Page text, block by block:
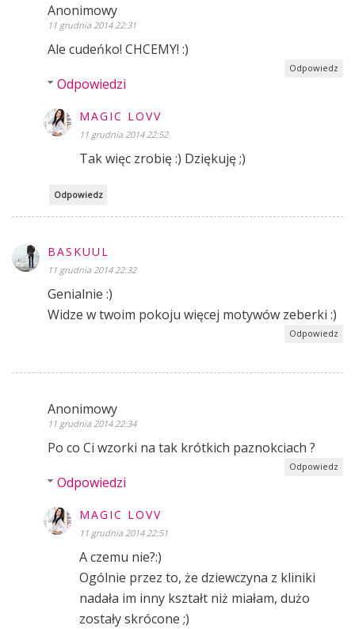
Anonimowy
11 grudnia 2014 22:31
Ale cudeńko! CHCEMY! :)
Odpowiedz
Odpowiedzi
MAGIC LOVV
11 grudnia 2014 22:52
Tak więc zrobię :) Dziękuję ;)
Odpowiedz
BASKUUL
11 grudnia 2014 22:32
Genialnie :)
Widze w twoim pokoju więcej motywów zeberki :)
Odpowiedz
Anonimowy
11 grudnia 2014 22:34
Po co Ci wzorki na tak krótkich paznokciach ?
Odpowiedz
Odpowiedzi
MAGIC LOVV
11 grudnia 2014 22:51
A czemu nie?:)
Ogólnie przez to, że dziewczyna z kliniki
nadała im inny kształt niż miałam, dużo
zostały skrócone ;)